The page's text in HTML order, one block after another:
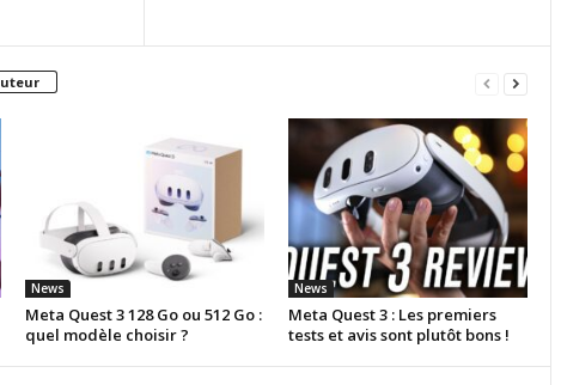
News
Meta Quest 3 128 Go ou 512 Go :
quel modèle choisir ?
News
Meta Quest 3 : Les premiers
tests et avis sont plutôt bons !